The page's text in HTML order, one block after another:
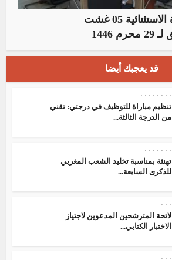
ملخص الدورة الاستثنائية 05 غشت
قد يعجبك أيضا
•
•
•
•
•
•
•
•
تنظيم مباراة للتوظيف في درجتي: تقني
من الدرجة الثالثة...
•
•
•
•
•
•
•
تهنئة بمناسبة تخليد الشعب المغربي
للذكرى السابعة...
•
•
•
لائحة المترشحين المدعوين لاجتياز
الاختبار الكتابي...